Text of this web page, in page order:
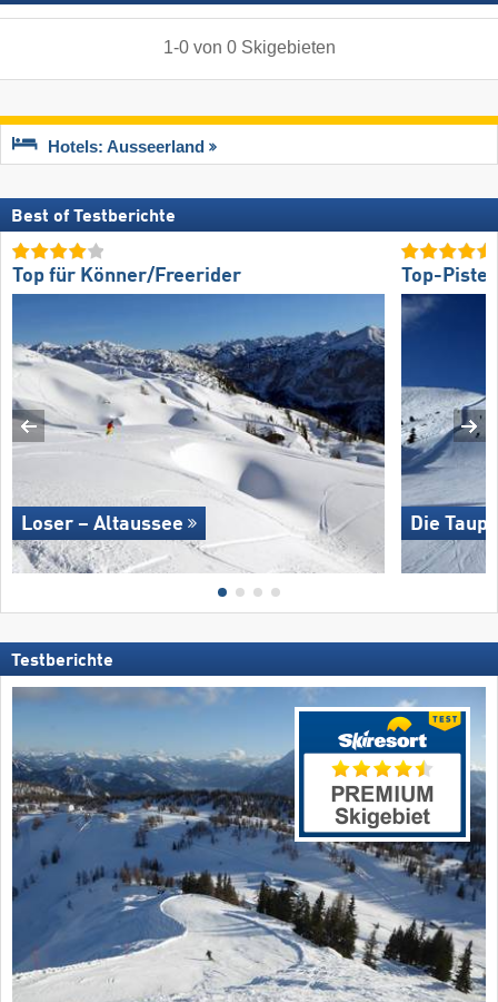
1-0von 0 Skigebieten
Hotels: Ausseerland
Best of Testberichte
Top für Könner/Freerider
Loser – Altaussee
Top-
Die
Testberichte